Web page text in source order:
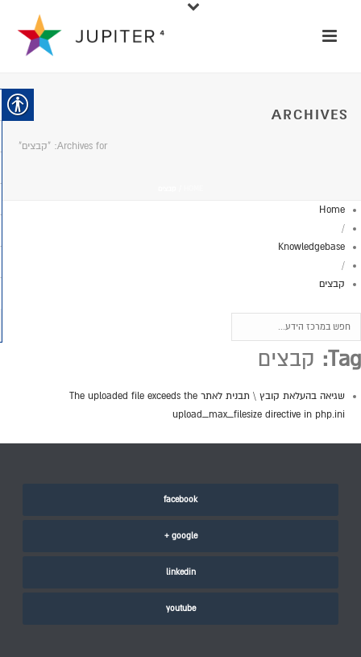
ARCHIVES
Archives for: "קבצים"
Home
/
Knowledgebase
/
קבצים
Tag: קבצים
שגיאה בהעלאת קובץ \ תבנית לאתר The uploaded file exceeds the
upload_max_filesize directive in php.ini
facebook
google +
linkedin
youtube